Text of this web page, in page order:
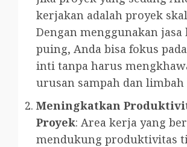
kerjakan adalah proyek
Dengan menggunakan jasa
puing, Anda bisa fokus
inti tanpa harus
urusan sampah dan limbah
Meningkatkan
Proyek: Area kerja yang
mendukung produktivitas